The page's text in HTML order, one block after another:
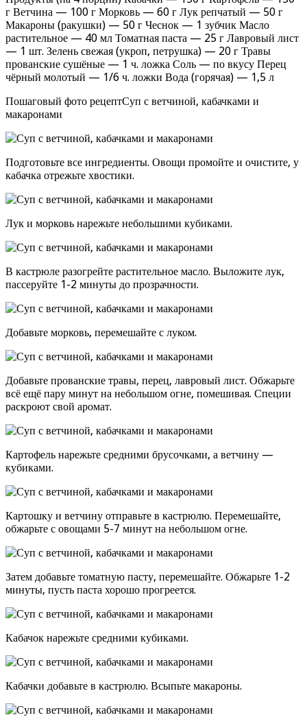
г Ветчина — 100 г Морковь — 60 г Лук репчатый — 50 г
Макароны (ракушки) — 50 г Чеснок — 1 зубчик Масло
растительное — 40 мл Томатная паста — 25 г Лавровый лист
— 1 шт. Зелень свежая (укроп, петрушка) — 20 г Травы
прованские сушёные — 1 ч. ложка Соль — по вкусу Перец
чёрный молотый — 1/6 ч. ложки Вода (горячая) — 1,5 л
Пошаговый фото рецептСуп с ветчиной, кабачками и
макаронами
Подготовьте все ингредиенты. Овощи промойте и очистите, у
кабачка отрежьте хвостики.
Лук и морковь нарежьте небольшими кубиками.
В кастрюле разогрейте растительное масло. Выложите лук,
пассеруйте 1-2 минуты до прозрачности.
Добавьте морковь, перемешайте с луком.
Добавьте прованские травы, перец, лавровый лист. Обжарьте
всё ещё пару минут на небольшом огне, помешивая. Специи
раскроют свой аромат.
Картофель нарежьте средними брусочками, а ветчину —
кубиками.
Картошку и ветчину отправьте в кастрюлю. Перемешайте,
обжарьте с овощами 5-7 минут на небольшом огне.
Затем добавьте томатную пасту, перемешайте. Обжарьте 1-2
минуты, пусть паста хорошо прогреется.
Кабачок нарежьте средними кубиками.
Кабачки добавьте в кастрюлю. Всыпьте макароны.